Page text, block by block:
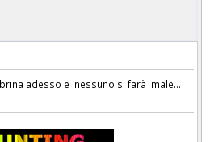
adesso e nessuno si farà male...